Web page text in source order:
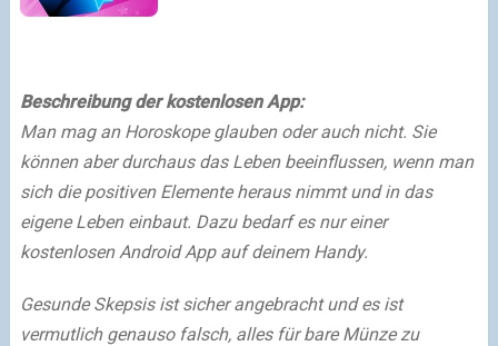
Beschreibung der kostenlosen App:
Man mag an Horoskope glauben oder auch nicht. Sie
können aber durchaus das Leben beeinflussen, wenn man
sich die positiven Elemente heraus nimmt und in das
eigene Leben einbaut. Dazu bedarf es nur einer
kostenlosen Android App auf deinem Handy.
Gesunde Skepsis ist sicher angebracht und es ist
vermutlich genauso falsch, alles für bare Münze zu